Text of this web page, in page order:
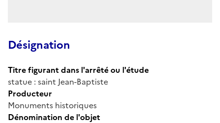
Désignation
Titre figurant dans l'arrêté ou l'étude
statue : saint Jean-Baptiste
Producteur
Monuments historiques
Dénomination de l'objet